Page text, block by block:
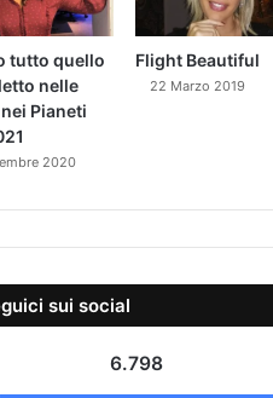
tutto quello
nelle
Pianeti
2020
Flight Beautiful
22 Marzo 2019
sui social
6.798